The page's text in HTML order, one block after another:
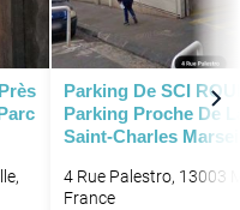
Parking De SCI
Parking Proche De
Saint-Charles
4 Rue Palestro, 13003
France